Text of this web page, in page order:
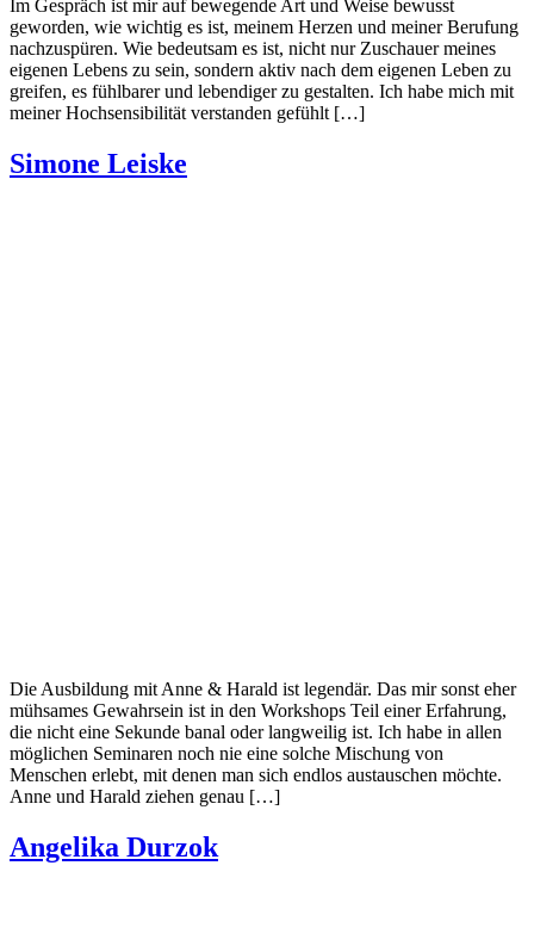
Im Gespräch ist mir auf bewegende Art und Weise bewusst
geworden, wie wichtig es ist, meinem Herzen und meiner Berufung
nachzuspüren. Wie bedeutsam es ist, nicht nur Zuschauer meines
eigenen Lebens zu sein, sondern aktiv nach dem eigenen Leben zu
greifen, es fühlbarer und lebendiger zu gestalten. Ich habe mich mit
meiner Hochsensibilität verstanden gefühlt […]
Simone Leiske
Die Ausbildung mit Anne & Harald ist legendär. Das mir sonst eher
mühsames Gewahrsein ist in den Workshops Teil einer Erfahrung,
die nicht eine Sekunde banal oder langweilig ist. Ich habe in allen
möglichen Seminaren noch nie eine solche Mischung von
Menschen erlebt, mit denen man sich endlos austauschen möchte.
Anne und Harald ziehen genau […]
Angelika Durzok